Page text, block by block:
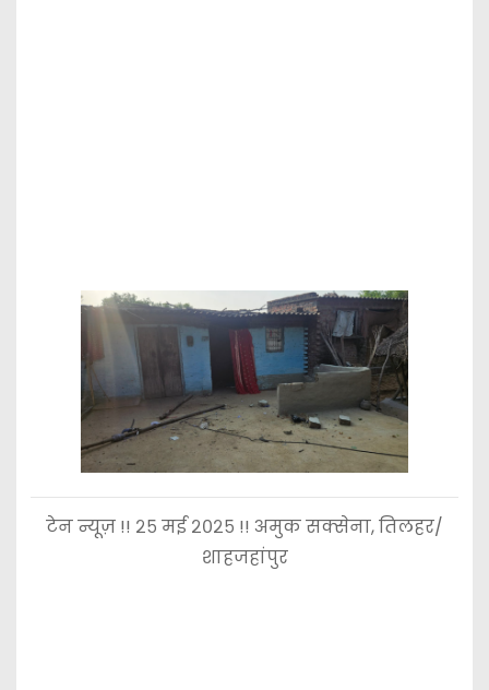
टेन न्यूज़ !! २५ मई २०२५ !! अमुक सक्सेना, तिलहर/
शाहजहांपुर